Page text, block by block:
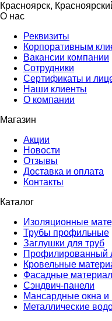
Красноярск,
О нас
Реквизиты
Корпоративным
Вакансии компании
Сотрудники
Сертификаты и
Наши клиенты
О компании
Магазин
Акции
Новости
Отзывы
Доставка и оплата
Контакты
Каталог
Изоляционные
Трубы профильные
Заглушки для труб
Профилированный
Кровельные
Фасадные
Сэндвич-панели
Мансардные окна и
Металлические